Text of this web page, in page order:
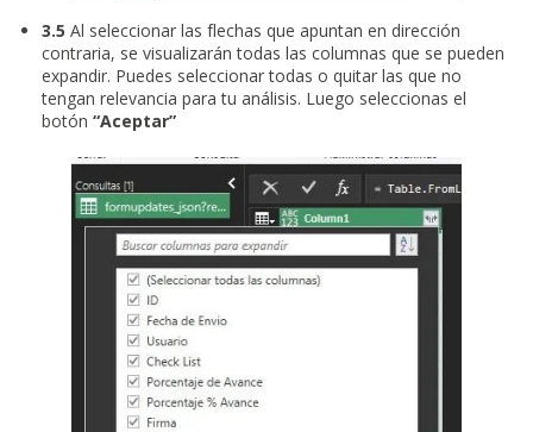
3.5 Al seleccionar las flechas que apuntan en dirección
contraria, se visualizarán todas las columnas que se pueden
expandir. Puedes seleccionar todas o quitar las que no
tengan relevancia para tu análisis. Luego seleccionas el
botón “Aceptar”